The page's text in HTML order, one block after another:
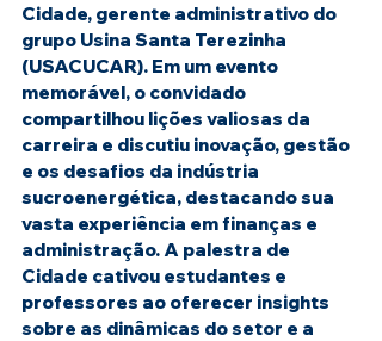
Cidade, gerente administrativo do
grupo Usina Santa Terezinha
(USACUCAR). Em um evento
memorável, o convidado
compartilhou lições valiosas da
carreira e discutiu inovação, gestão
e os desafios da indústria
sucroenergética, destacando sua
vasta experiência em finanças e
administração. A palestra de
Cidade cativou estudantes e
professores ao oferecer insights
sobre as dinâmicas do setor e a